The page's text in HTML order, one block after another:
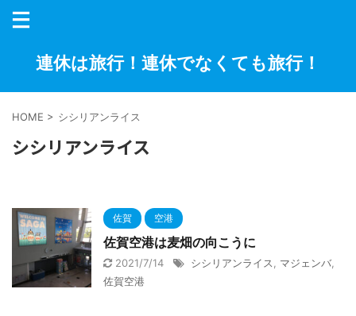
連休は旅行！連休でなくても旅行！
HOME > シシリアンライス
シシリアンライス
佐賀 空港
佐賀空港は麦畑の向こうに
2021/7/14 シシリアンライス マジェンバ
佐賀空港